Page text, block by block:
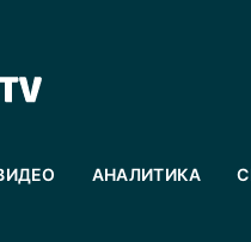
АНАЛИТИКА